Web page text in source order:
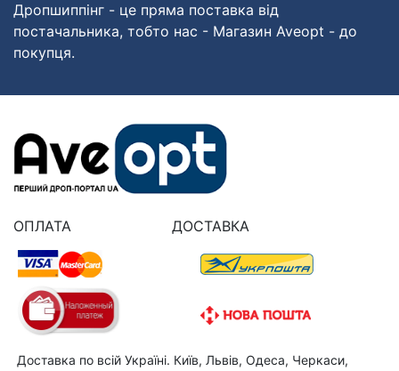
Дропшиппінг - це пряма поставка від
постачальника, тобто нас - Магазин Aveopt - до
покупця.
ОПЛАТА ДОСТАВКА
Доставка по всій Україні. Київ, Львів, Одеса, Черкаси,